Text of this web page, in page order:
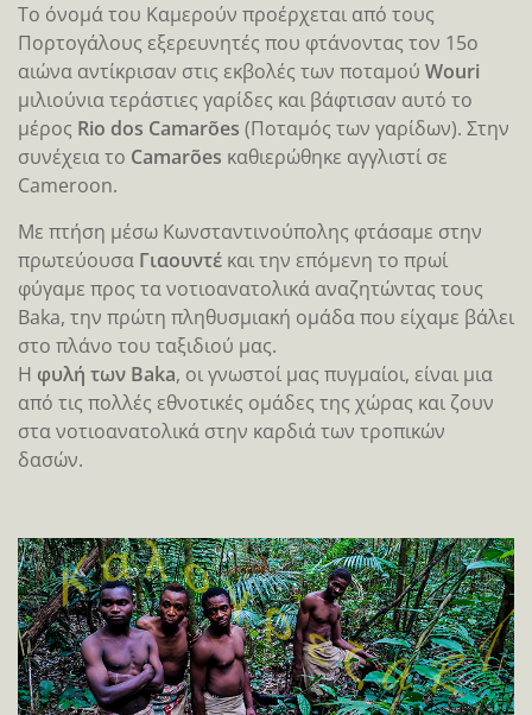
Το όνομά του Καμερούν προέρχεται από τους
Πορτογάλους εξερευνητές που φτάνοντας τον 15ο
αιώνα αντίκρισαν στις εκβολές των ποταμού Wouri
μιλιούνια τεράστιες γαρίδες και βάφτισαν αυτό το
μέρος Rio dos Camarões (Ποταμός των γαρίδων). Στην
συνέχεια το Camarões καθιερώθηκε αγγλιστί σε
Cameroon.
Με πτήση μέσω Κωνσταντινούπολης φτάσαμε στην
πρωτεύουσα Γιαουντέ και την επόμενη το πρωί
φύγαμε προς τα νοτιοανατολικά αναζητώντας τους
Baka, την πρώτη πληθυσμιακή ομάδα που είχαμε βάλει
στο πλάνο του ταξιδιού μας.
Η φυλή των Baka, οι γνωστοί μας πυγμαίοι, είναι μια
από τις πολλές εθνοτικές ομάδες της χώρας και ζουν
στα νοτιοανατολικά στην καρδιά των τροπικών
δασών.